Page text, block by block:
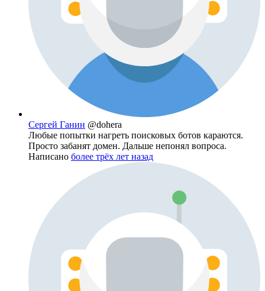
Сергей Ганин @dohera
Любые попытки нагреть поисковых ботов караются.
Просто забанят домен. Дальше непонял вопроса.
Написано более трёх лет назад